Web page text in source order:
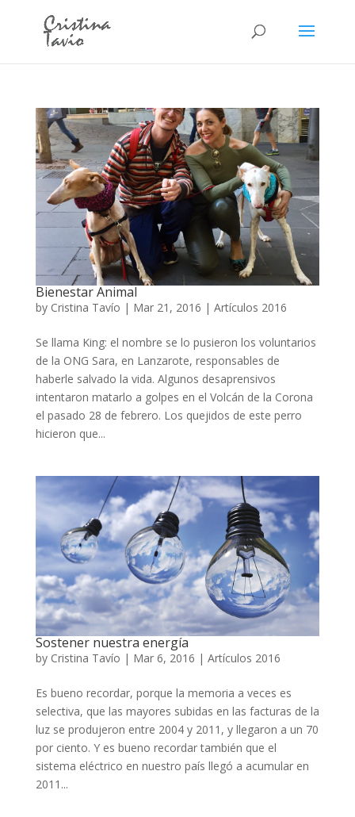
Bienestar Animal
by Cristina Tavío | Mar 21, 2016 | Artículos 2016
Se llama King: el nombre se lo pusieron los voluntarios
de la ONG Sara, en Lanzarote, responsables de
haberle salvado la vida. Algunos desaprensivos
intentaron matarlo a golpes en el Volcán de la Corona
el pasado 28 de febrero. Los quejidos de este perro
hicieron que...
Sostener nuestra energía
by Cristina Tavío | Mar 6, 2016 | Artículos 2016
Es bueno recordar, porque la memoria a veces es
selectiva, que las mayores subidas en las facturas de la
luz se produjeron entre 2004 y 2011, y llegaron a un 70
por ciento. Y es bueno recordar también que el
sistema eléctrico en nuestro país llegó a acumular en
2011...